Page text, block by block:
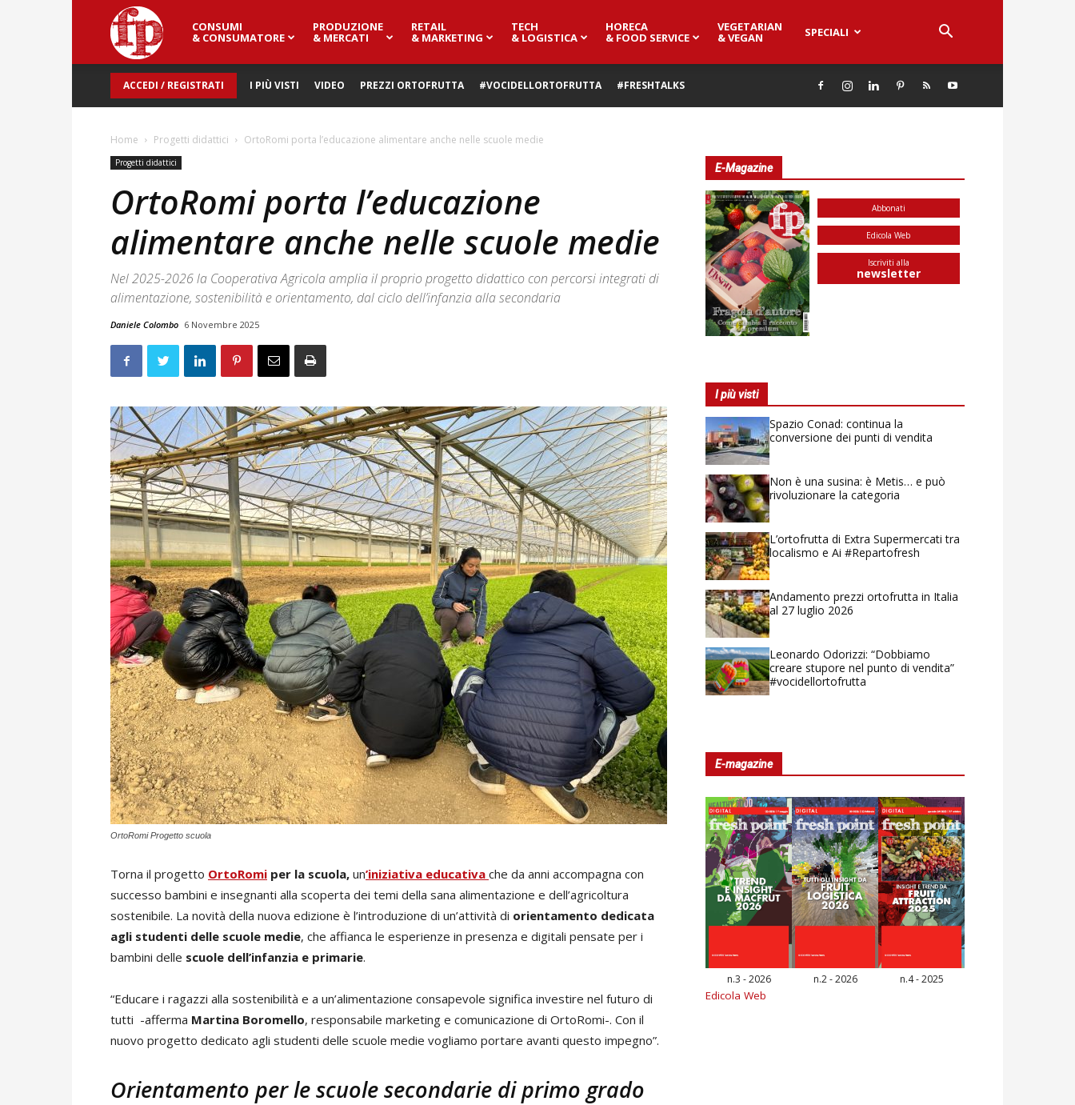
Fresh
Point
Magazine
CONSUMI
& CONSUMATORE
PRODUZIONE
& MERCATI
RETAIL
& MARKETING
TECH
& LOGISTICA
HORECA
& FOOD SERVICE
VEGETARIAN
& VEGAN SPECIALI
ACCEDI / REGISTRATI I PIÙ VISTI VIDEO PREZZI ORTOFRUTTA #VOCIDELLORTOFRUTTA #FRESHTALKS
Home Progetti didattici OrtoRomi porta l’educazione alimentare anche nelle scuole medie
Progetti didattici
OrtoRomi porta l’educazione
alimentare anche nelle scuole medie
Nel 2025-2026 la Cooperativa Agricola amplia il proprio progetto didattico con percorsi integrati di
alimentazione, sostenibilità e orientamento, dal ciclo dell’infanzia alla secondaria
Daniele Colombo 6 Novembre 2025
OrtoRomi Progetto scuola
Torna il progetto OrtoRomi per la scuola, un’iniziativa educativa che da anni accompagna con
successo bambini e insegnanti alla scoperta dei temi della sana alimentazione e dell’agricoltura
sostenibile. La novità della nuova edizione è l’introduzione di un’attività di orientamento dedicata
agli studenti delle scuole medie, che affianca le esperienze in presenza e digitali pensate per i
bambini delle scuole dell’infanzia e primarie.
“Educare i ragazzi alla sostenibilità e a un’alimentazione consapevole significa investire nel futuro di
tutti -afferma Martina Boromello, responsabile marketing e comunicazione di OrtoRomi-. Con il
nuovo progetto dedicato agli studenti delle scuole medie vogliamo portare avanti questo impegno”.
Orientamento per le scuole secondarie di primo grado
E-Magazine
Abbonati
Edicola Web
Iscriviti alla
newsletter
I più visti
Spazio Conad: continua la
conversione dei punti di vendita
Non è una susina: è Metis… e può
rivoluzionare la categoria
L’ortofrutta di Extra Supermercati tra
localismo e Ai #Repartofresh
Andamento prezzi ortofrutta in Italia
al 27 luglio 2026
Leonardo Odorizzi: “Dobbiamo
creare stupore nel punto di vendita”
#vocidellortofrutta
E-magazine
n.3 - 2026 n.2 - 2026 n.4 - 2025
Edicola Web